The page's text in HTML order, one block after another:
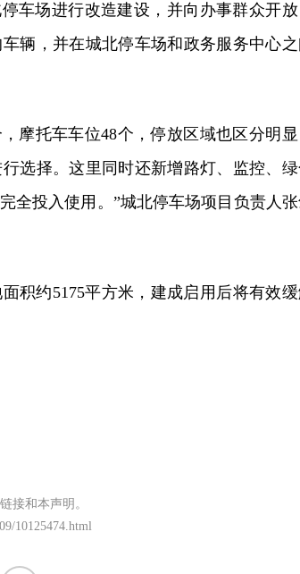
车场进行改造建设，并向办事群众开放
辆，并在城北停车场和政务服务中心之
摩托车车位48个，停放区域也区分明显
选择。这里同时还新增路灯、监控、
全投入使用。”城北停车场项目负责人张
积约5175平方米，建成启用后将有效
接和本声明。
10125474.html